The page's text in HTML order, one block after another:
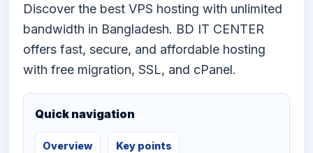
Discover the best VPS hosting with unlimited
bandwidth in Bangladesh. BD IT CENTER
offers fast, secure, and affordable hosting
with free migration, SSL, and cPanel.
Quick navigation
Overview Key points